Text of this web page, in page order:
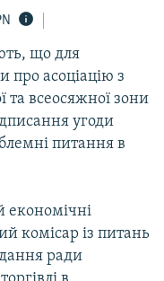
що для
про асоціацію з
та всеосяжної зони
угоди
питання в
економічні
комісар із питань
ради